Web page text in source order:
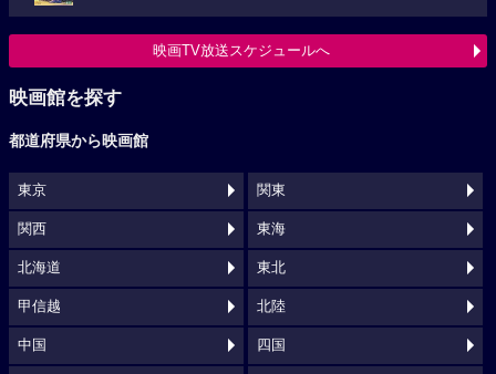
映画TV放送スケジュールへ
映画館を探す
都道府県から映画館
東京 関東
関西 東海
北海道 東北
甲信越 北陸
中国 四国